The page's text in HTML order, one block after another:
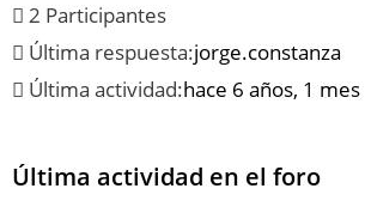
2 Participantes
Última respuesta:jorge.constanza
Última actividad:hace 6 años, 1 mes
Última actividad en el foro